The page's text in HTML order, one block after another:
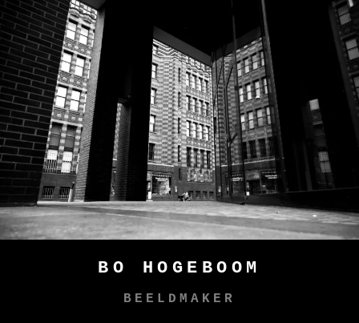
Skip
to
content
BO HOGEBOOM
BEELDMAKER